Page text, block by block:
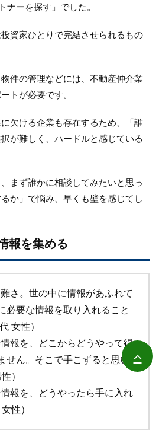
ーを探す」でした。
資家ひとりで完結させられるもの
件の管理などには、不動産仲介業
トが必要です。
欠ける企業も存在するため、「誰
が難しく、ハードルと感じている
まず誰かに相談してみたいと思っ
か」で悩み、早くも壁を感じてし
報を集める
さ。世の中に情報があふれて
必要な情報を取り入れること
女性）
報を、どこからどうやって得
せん。そこで手こずると思い
）
報を、どうやったら手に入れ
性）